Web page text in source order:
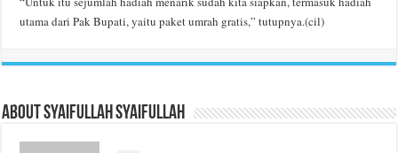
utama dari Pak Bupati, yaitu paket umrah gratis,” tutupnya.(cil)
About Syaifullah Syaifullah